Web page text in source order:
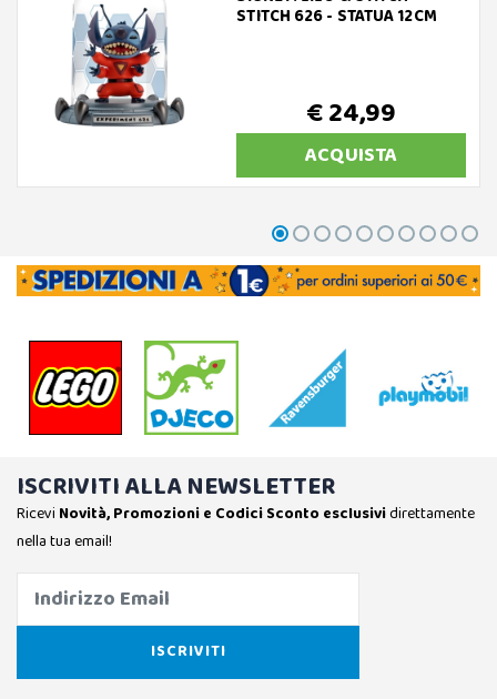
STITCH 626 - STATUA 12CM
€ 24,99
ACQUISTA
ISCRIVITI ALLA NEWSLETTER
Ricevi Novità, Promozioni e Codici Sconto esclusividirettamente
nella tua email!